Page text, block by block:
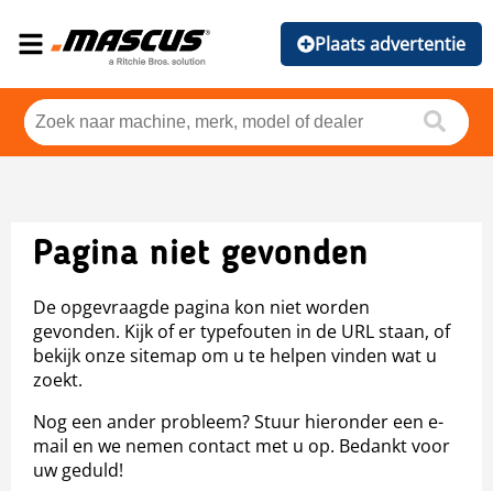
Plaats advertentie
Pagina niet gevonden
De opgevraagde pagina kon niet worden
gevonden. Kijk of er typefouten in de URL staan, of
bekijk onze sitemap om u te helpen vinden wat u
zoekt.
Nog een ander probleem? Stuur hieronder een e-
mail en we nemen contact met u op. Bedankt voor
uw geduld!